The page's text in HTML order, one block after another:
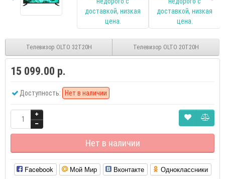
Телевизор OLTO 32T20H Телевизор OLTO 20T20H
15 099.00 р.
Доступность: Нет в наличии
Нет в наличии
Facebook Мой Мир Вконтакте Одноклассники